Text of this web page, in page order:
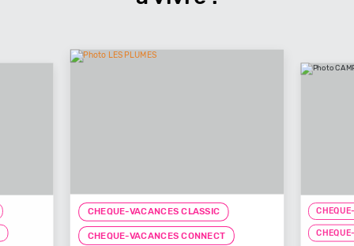
CHEQUE-VACANCES CLASSIC
CHEQUE-VACANCES CONNECT